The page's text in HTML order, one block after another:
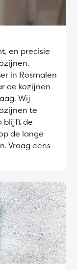
en precisie
in Rosmalen
de kozijnen
Wij
te
blijft de
de lange
Vraag eens